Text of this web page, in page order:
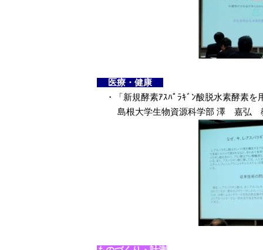
医療・健康
・「新規酵素ｱｽﾊﾟﾗｷﾞﾝ酸脱水素酵素
島根大学生物資源科学部 澤 嘉弘